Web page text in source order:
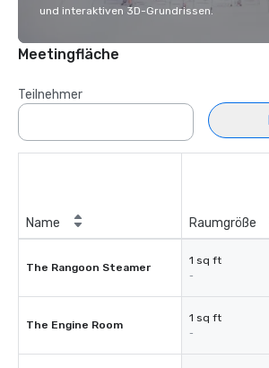
und interaktiven 3D-Grundrissen.
Meetingfläche
Teilnehmer
Name Raumgröße
The Rangoon Steamer
1 sq ft
-
The Engine Room
1 sq ft
-